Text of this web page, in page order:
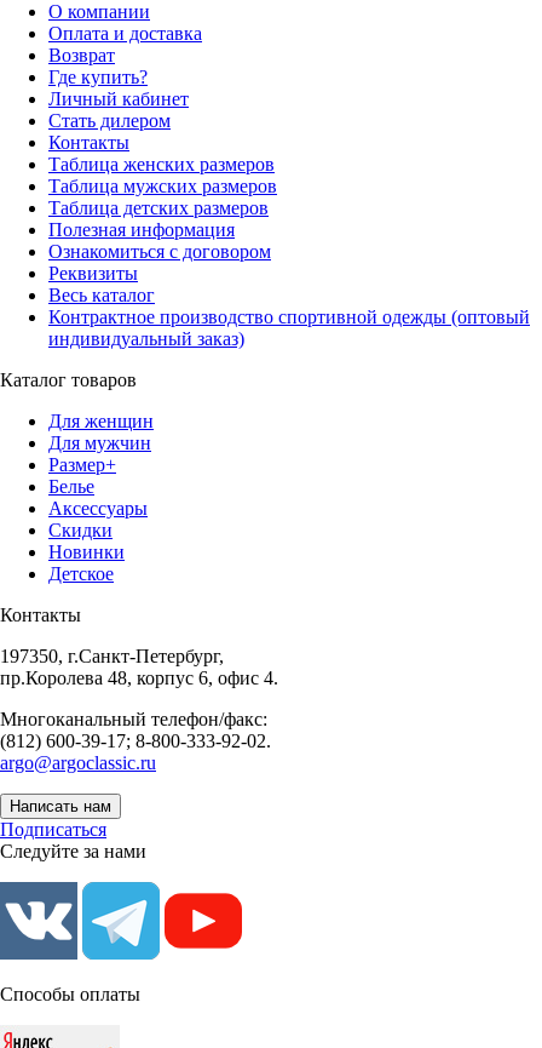
О компании
Оплата и доставка
Возврат
Где купить?
Личный кабинет
Стать дилером
Контакты
Таблица женских размеров
Таблица мужских размеров
Таблица детских размеров
Полезная информация
Ознакомиться с договором
Реквизиты
Весь каталог
Контрактное производство спортивной одежды (оптовый
индивидуальный заказ)
Каталог товаров
Для женщин
Для мужчин
Размер+
Белье
Аксессуары
Скидки
Новинки
Детское
Контакты
197350, г.Санкт-Петербург,
пр.Королева 48, корпус 6, офис 4.
Многоканальный телефон/факс:
(812) 600-39-17; 8-800-333-92-02.
argo@argoclassic.ru
Написать нам
Подписаться
Следуйте за нами
Способы оплаты